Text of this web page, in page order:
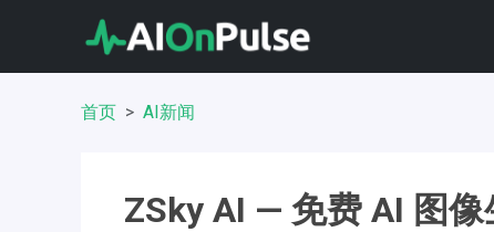
首页 AI新闻
ZSky AI — 免费 AI 图